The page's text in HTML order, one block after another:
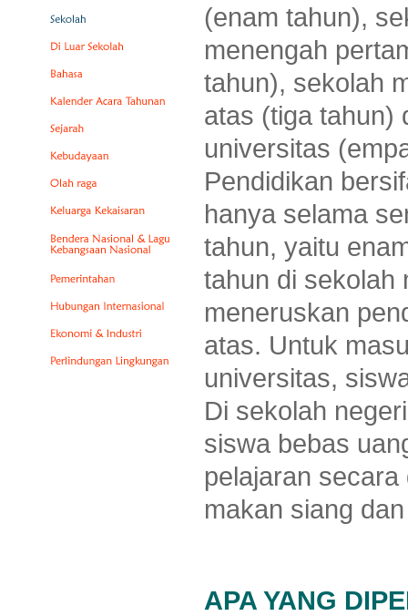
(enam tahun),
menengah
tahun), sekolah
atas (tiga tahun)
universitas
Pendidikan
hanya selama
tahun, yaitu
tahun di sekolah
meneruskan
atas. Untuk
universitas,
Di sekolah
siswa bebas
pelajaran
makan siang
APA YANG